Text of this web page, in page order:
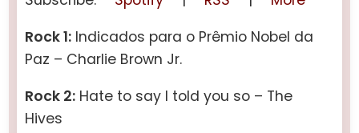
Rock 1: Indicados para o Prêmio Nobel da
Paz – Charlie Brown Jr.
Rock 2: Hate to say I told you so – The
Hives